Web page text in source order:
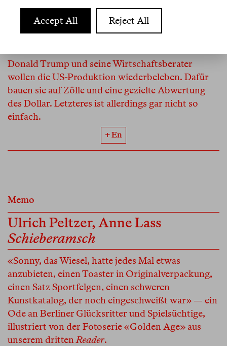
Andrea Binder
Donald Trump und seine Wirtschaftsberater
wollen die US-Produktion wiederbeleben. Dafür
bauen sie auf Zölle und eine gezielte Abwertung
des Dollar. Letzteres ist allerdings gar nicht so
einfach.
+ En
Memo
Ulrich Peltzer, Anne Lass
Schieberamsch
«Sonny, das Wiesel, hatte jedes Mal etwas
anzubieten, einen Toaster in Originalverpackung,
einen Satz Sportfelgen, einen schweren
Kunstkatalog, der noch eingeschweißt war» — ein
Ode an Berliner Glücksritter und Spielsüchtige,
illustriert von der Fotoserie «Golden Age» aus
unserem drittenReader.
Accept All Reject All